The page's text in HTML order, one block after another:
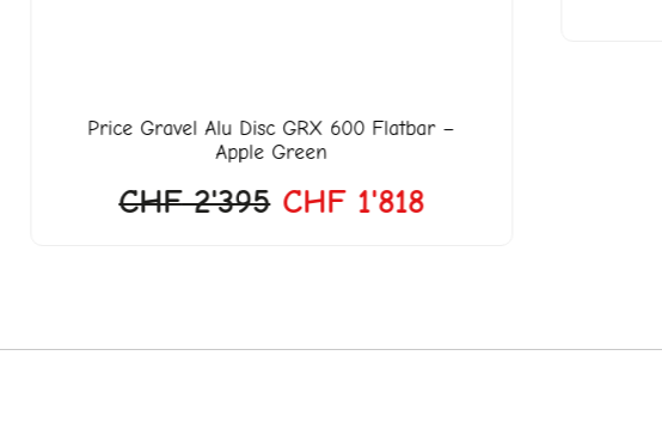
Price Gravel Alu Disc GRX 600 Flatbar –
Apple Green
CHF2'395 CHF1'818